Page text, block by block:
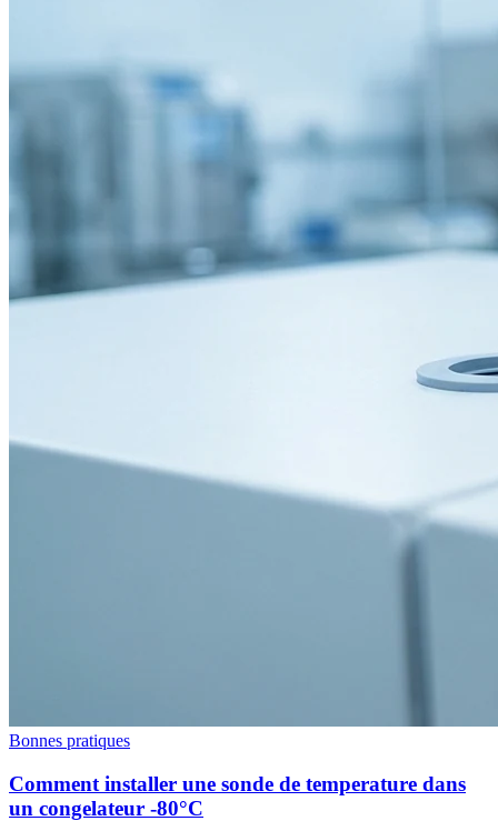
Bonnes pratiques
Comment installer une sonde de temperature dans
un congelateur -80°C